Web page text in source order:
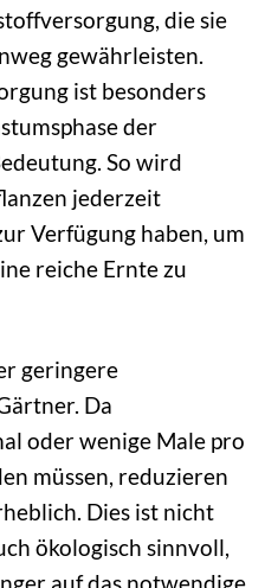
die sie
gewährleisten.
ist besonders
der
So wird
jederzeit
Verfügung haben, um
reiche Ernte zu
geringere
Da
oder wenige Male pro
müssen, reduzieren
Dies ist nicht
ökologisch sinnvoll,